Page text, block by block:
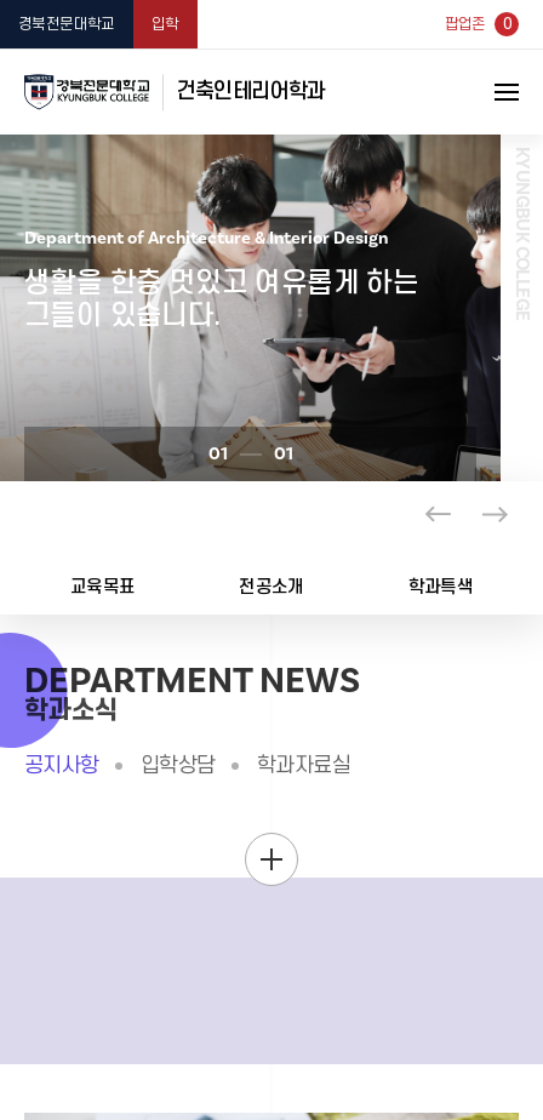
경북전문대학교 입학 팝업존 0
건축인테리어학과
Department of Architecture & Interior Design
생활을 한층 멋있고 여유롭게 하는
그들이 있습니다.
01 01
교육목표 전공소개 학과특색
DEPARTMENT NEWS
학과소식
공지사항 입학상담 학과자료실